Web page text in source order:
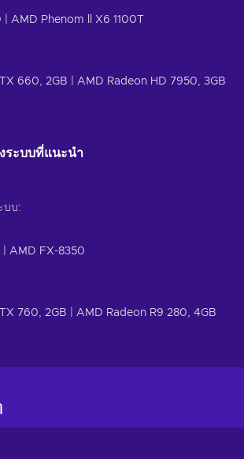
ำรวจ โต้ตอบกับตัวละคร ไขปริศนา และเปิด
;
จกาญี่ปุ่น;
คุณดำดิ่งสู่การผสมผสานอย่างลงตัวของสไตล์
งที่กระตุ้นอารมณ์บางอย่าง;
และต่อสู้กับตัวละครที่ควบคุมโดยผู้เล่นคนอื่น;
คุณต้องทำตามคำแนะนำบนหน้าจออย่างรวดเร็
ะหว่างคัตซีน มิฉะนั้นคุณจะทำไม่สำเร็จ;
no Yaiba- The Hinokami
ถูก.
| AMD Phenom ll X6 1100T
660, 2GB | AMD Radeon HD 7950, 3GB
ระบบที่แนะนํา
บบ
| AMD FX-8350
760, 2GB | AMD Radeon R9 280, 4GB